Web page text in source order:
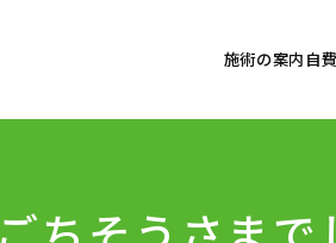
施術の案内 自